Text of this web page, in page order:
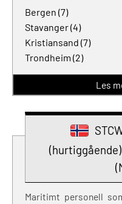
Bergen (7)
Stavanger (4)
Kristiansand (7)
Trondheim (2)
Les
Maritimt personell